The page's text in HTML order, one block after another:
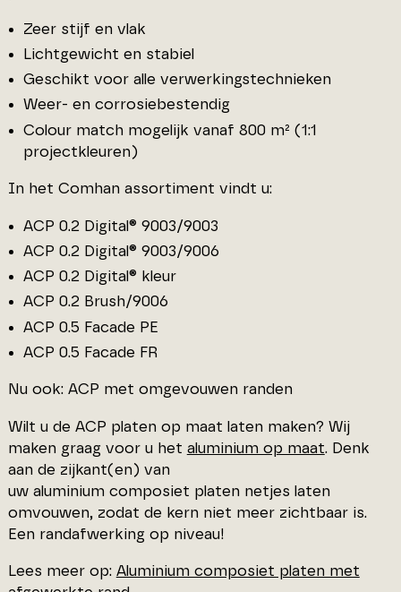
Zeer stijf en vlak
Lichtgewicht en stabiel
Geschikt voor alle verwerkingstechnieken
Weer- en corrosiebestendig
Colour match mogelijk vanaf 800 m² (1:1
projectkleuren)
In het Comhan assortiment vindt u:
ACP 0.2 Digital® 9003/9003
ACP 0.2 Digital® 9003/9006
ACP 0.2 Digital® kleur
ACP 0.2 Brush/9006
ACP 0.5 Facade PE
ACP 0.5 Facade FR
Nu ook: ACP met omgevouwen randen
Wilt u de ACP platen op maat laten maken? Wij
maken graag voor u het aluminium op maat. Denk
aan de zijkant(en) van
uw aluminium composiet platen netjes laten
omvouwen, zodat de kern niet meer zichtbaar is.
Een randafwerking op niveau!
Lees meer op: Aluminium composiet platen met